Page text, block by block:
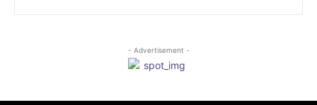
- Advertisement -